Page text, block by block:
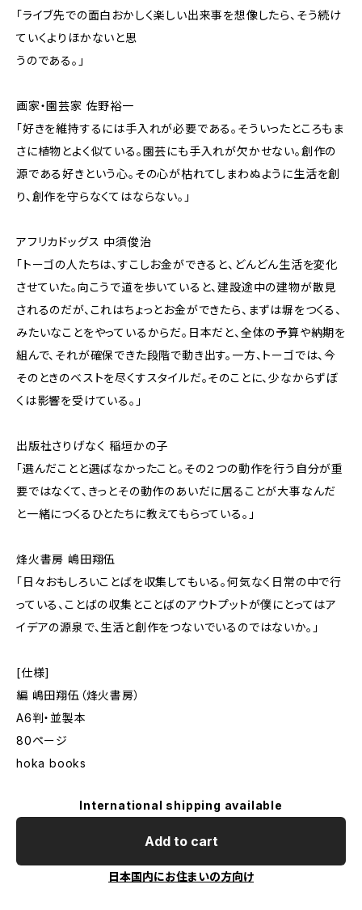
「ライブ先での面白おかしく楽しい出来事を想像したら、そう続け
ていくよりほかないと思
うのである。」
画家・園芸家 佐野裕一
「好きを維持するには手入れが必要である。そういったところもま
さに植物とよく似ている。園芸にも手入れが欠かせない。創作の
源である好きという心。その心が枯れてしまわぬように生活を創
り、創作を守らなくてはならない。」
アフリカドッグス 中須俊治
「トーゴの人たちは、すこしお金ができると、どんどん生活を変化
させていた。向こうで道を歩いていると、建設途中の建物が散見
されるのだが、これはちょっとお金ができたら、まずは塀をつくる、
みたいなことをやっているからだ。日本だと、全体の予算や納期を
組んで、それが確保できた段階で動き出す。一方、トーゴでは、今
そのときのベストを尽くすスタイルだ。そのことに、少なからずぼ
くは影響を受けている。」
出版社さりげなく 稲垣かの子
「選んだことと選ばなかったこと。その２つの動作を行う自分が重
要ではなくて、きっとその動作のあいだに居ることが大事なんだ
と一緒につくるひとたちに教えてもらっている。」
烽火書房 嶋田翔伍
「日々おもしろいことばを収集してもいる。何気なく日常の中で行
っている、ことばの収集とことばのアウトプットが僕にとってはア
イデアの源泉で、生活と創作をつないでいるのではないか。」
[仕様]
編 嶋田翔伍（烽火書房）
A6判・並製本
80ページ
hoka books
International shipping available
Add to cart
日本国内にお住まいの方向け